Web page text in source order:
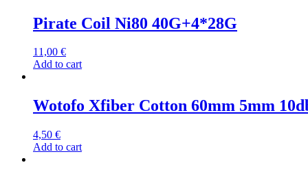
Pirate Coil Ni80 40G+4*28G
11,00 €
Add to cart
Wotofo Xfiber Cotton 60mm 5mm
4,50 €
Add to cart